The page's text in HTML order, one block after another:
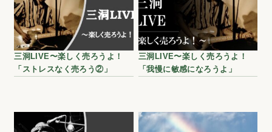
三洞LIVE〜楽しく売ろうよ！
「ストレスなく売ろう②」
三洞LIVE〜楽しく売ろうよ！
「我慢に敏感になろうよ」